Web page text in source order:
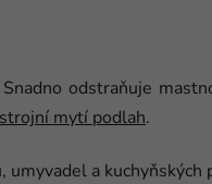
odstraňuje
mytí podlah.
umyvadel a kuchyňských